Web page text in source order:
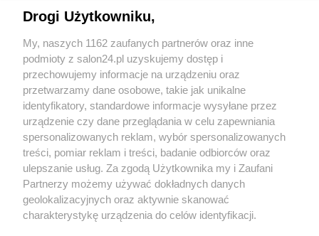
Sport
Społeczeństwo
Kultura
X Facebook Instagram Youtube
Drogi Użytkowniku,
My, naszych 1162 zaufanych partnerów oraz inne
podmioty z salon24.pl uzyskujemy dostęp i
przechowujemy informacje na urządzeniu oraz
przetwarzamy dane osobowe, takie jak unikalne
identyfikatory, standardowe informacje wysyłane przez
urządzenie czy dane przeglądania w celu zapewniania
spersonalizowanych reklam, wybór spersonalizowanych
treści, pomiar reklam i treści, badanie odbiorców oraz
ulepszanie usług. Za zgodą Użytkownika my i Zaufani
Partnerzy możemy używać dokładnych danych
geolokalizacyjnych oraz aktywnie skanować
charakterystykę urządzenia do celów identyfikacji.